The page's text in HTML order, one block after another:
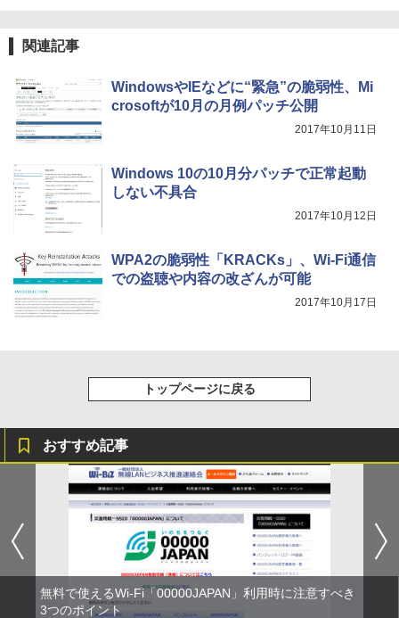
関連記事
WindowsやIEなどに“緊急”の脆弱性、Mi
crosoftが10月の月例パッチ公開
2017年10月11日
Windows 10の10月分パッチで正常起動
しない不具合
2017年10月12日
WPA2の脆弱性「KRACKs」、Wi-Fi通信
での盗聴や内容の改ざんが可能
2017年10月17日
トップページに戻る
おすすめ記事
無料で使えるWi-Fi「00000JAPAN」利用時に注意すべき
3つのポイント